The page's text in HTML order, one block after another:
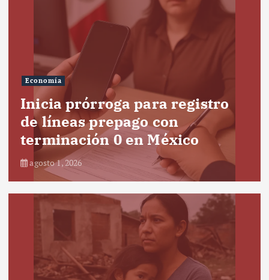
Economía
Inicia prórroga para registro
de líneas prepago con
terminación 0 en México
agosto 1, 2026